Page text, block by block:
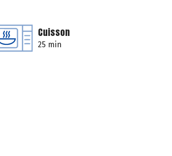
Cuisson
25 min